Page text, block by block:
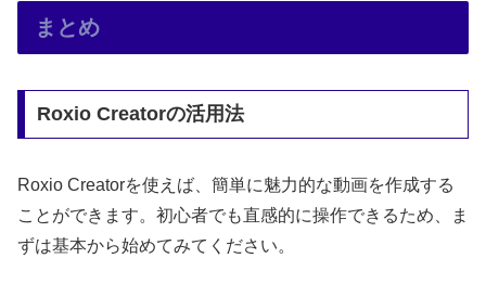
まとめ
Roxio Creatorの活用法
Roxio Creatorを使えば、簡単に魅力的な動画を作成する
ことができます。初心者でも直感的に操作できるため、ま
ずは基本から始めてみてください。